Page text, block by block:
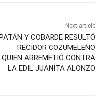
Next article
PATÁN Y COBARDE RESULTÓ
REGIDOR COZUMELEÑO
QUIEN ARREMETIÓ CONTRA
LA EDIL JUANITA ALONZO